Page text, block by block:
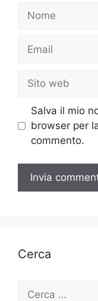
Nome
Email
Sito
web
Salva il mio
browser per
commento.
Cerca